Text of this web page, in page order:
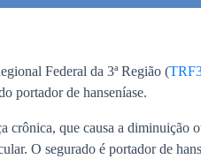
Federal da 3ª Região (
portador de hanseníase.
crônica, que causa a diminuição
O segurado é portador de